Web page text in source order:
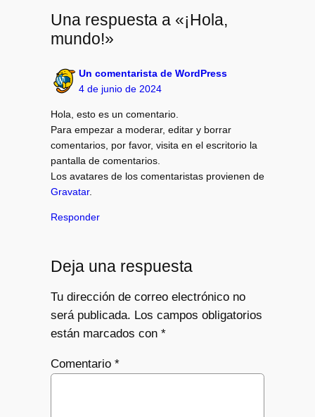
Una respuesta a «¡Hola,
mundo!»
Un comentarista de WordPress
4 de junio de 2024
Hola, esto es un comentario.
Para empezar a moderar, editar y borrar
comentarios, por favor, visita en el escritorio la
pantalla de comentarios.
Los avatares de los comentaristas provienen de
Gravatar.
Responder
Deja una respuesta
Tu dirección de correo electrónico no
será publicada. Los campos obligatorios
están marcados con *
Comentario *